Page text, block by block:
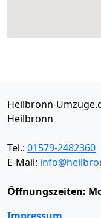
Heilbronn-
Heilbronn
Tel.: 01579-2482360
E-Mail:
Öffnungszeiten: